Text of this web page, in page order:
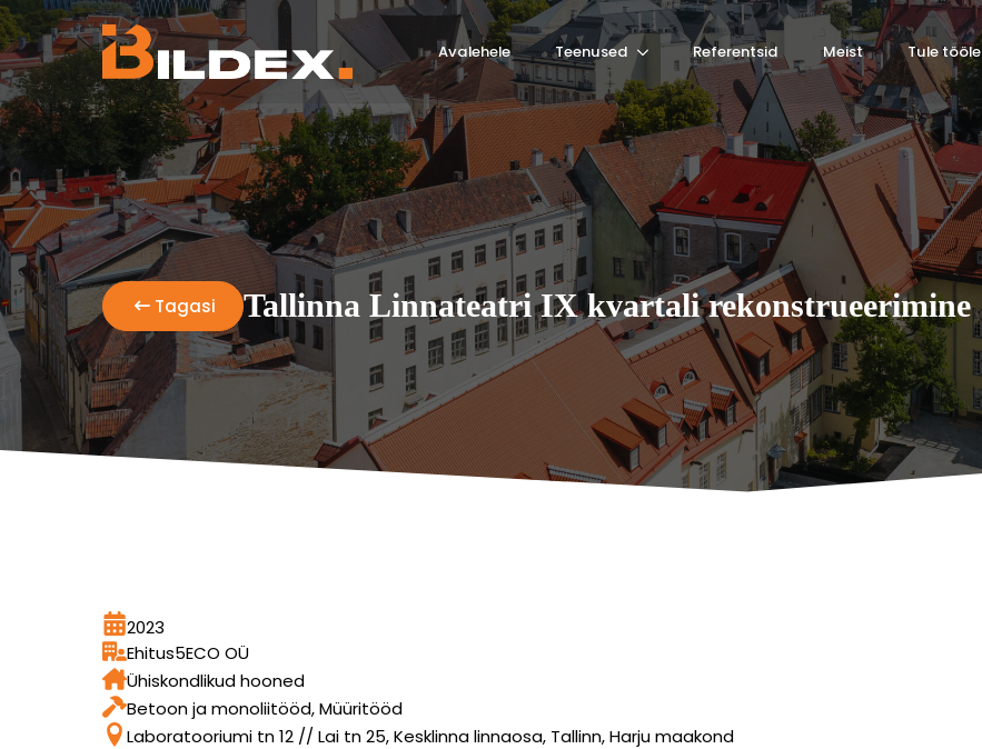
Avalehele Teenused Referentsid Meist Tule tööle
Tagasi Tallinna Linnateatri IX kvartali rekonstrueerimine
2023
Ehitus5ECO OÜ
Ühiskondlikud hooned
Betoon ja monoliitööd, Müüritööd
Laboratooriumi tn 12 // Lai tn 25, Kesklinna linnaosa, Tallinn, Harju maakond